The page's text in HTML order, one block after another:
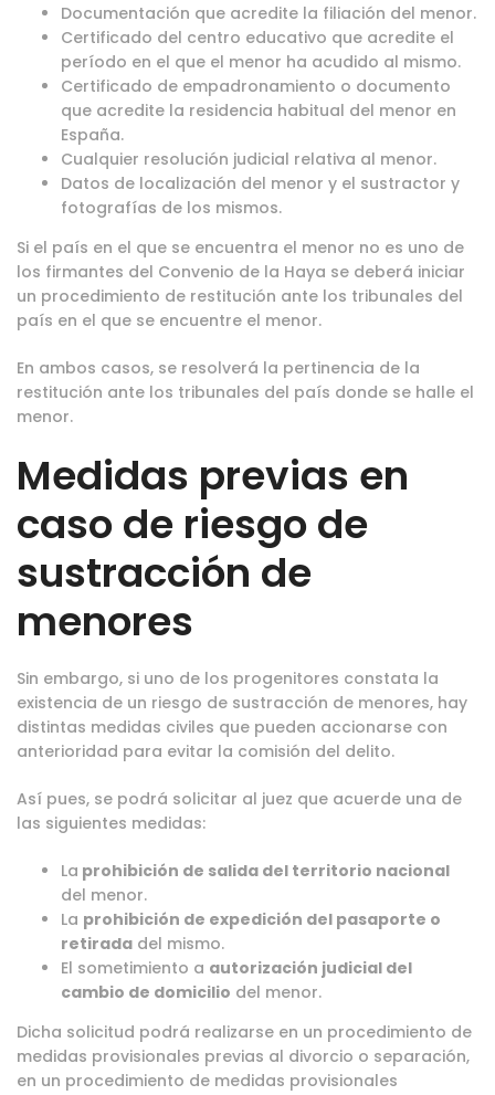
Documentación que acredite la filiación del menor.
Certificado del centro educativo que acredite el
período en el que el menor ha acudido al mismo.
Certificado de empadronamiento o documento
que acredite la residencia habitual del menor en
España.
Cualquier resolución judicial relativa al menor.
Datos de localización del menor y el sustractor y
fotografías de los mismos.
Si el país en el que se encuentra el menor no es uno de
los firmantes del Convenio de la Haya se deberá iniciar
un procedimiento de restitución ante los tribunales del
país en el que se encuentre el menor.
En ambos casos, se resolverá la pertinencia de la
restitución ante los tribunales del país donde se halle el
menor.
Medidas previas en
caso de riesgo de
sustracción de
menores
Sin embargo, si uno de los progenitores constata la
existencia de un riesgo de sustracción de menores, hay
distintas medidas civiles que pueden accionarse con
anterioridad para evitar la comisión del delito.
Así pues, se podrá solicitar al juez que acuerde una de
las siguientes medidas:
La prohibición de salida del territorio nacional
del menor.
La prohibición de expedición del pasaporte o
retirada del mismo.
El sometimiento a autorización judicial del
cambio de domicilio del menor.
Dicha solicitud podrá realizarse en un procedimiento de
medidas provisionales previas al divorcio o separación,
en un procedimiento de medidas provisionales